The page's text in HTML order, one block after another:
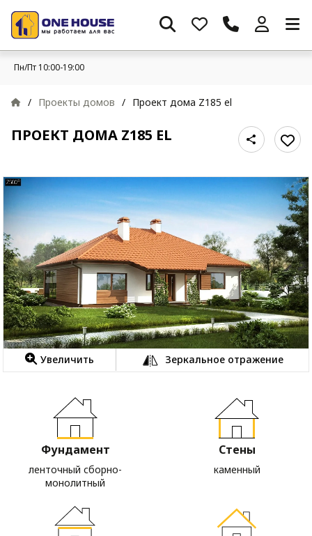
Пн/Пт 10:00-19:00
/ Проекты домов / Проект дома Z185 el
ПРОЕКТ ДОМА Z185 EL
Увеличить Зеркальное отражение
Фундамент
ленточный сборно-
монолитный
Стены
каменный